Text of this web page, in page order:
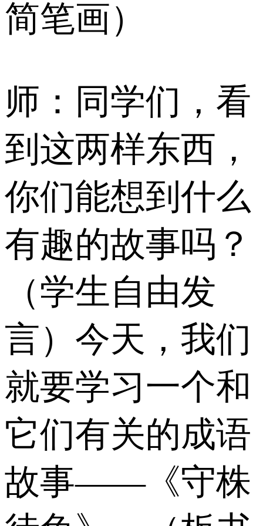
简笔画）
师：同学们，看
到这两样东西，
你们能想到什么
有趣的故事吗？
（学生自由发
言）今天，我们
就要学习一个和
它们有关的成语
故事——《守株